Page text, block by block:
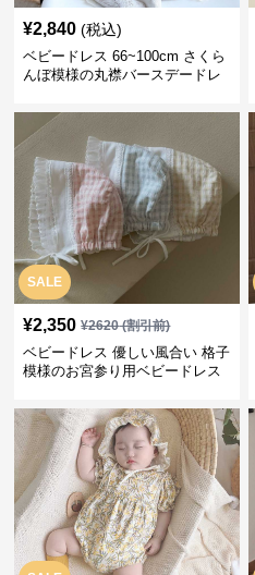
¥2,840 (税込)
ベビードレス 66~100cm さくら
んぼ模様の丸襟バースデードレ
SALE
¥2,350 ¥2620(割引前)
ベビードレス 優しい風合い 格子
模様のお宮参り用ベビードレス